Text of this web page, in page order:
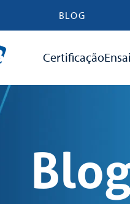
BLOG
Certificação